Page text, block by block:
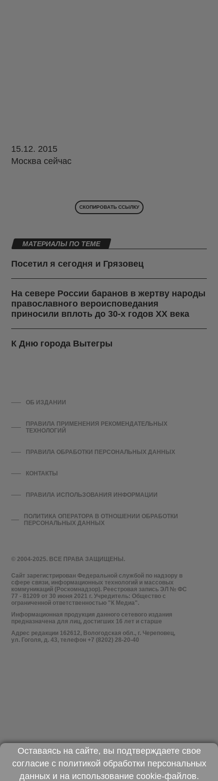
15.12. 2015
Москва сейчас
СКОПИРОВАТЬ ССЫЛКУ
МАТЕРИАЛЫ ПО ТЕМЕ
Посетил я сегодня и Грязовец
На севере России баранов в жертву народы
православного вероисповедания
приносили вплоть до 30-х годов ХХ века
К Дню города Вытегры
© 2004-2025. ВСЕ ПРАВА ЗАЩИЩЕНЫ.
Сайт зарегистрирован Федеральной службой по надзору в
сфере связи, информационных технологий и массовых
коммуникаций (Роскомнадзор). Реестровая запись ЭЛ № ФС
77 - 81209 от 30 июня 2021 г. Учредитель: Общество с
ограниченной ответственностью "К Медиа".
Информационная продукция данного сетевого издания
предназначена для лиц, достигших 16 лет и старше
Адрес редакции 162612, Вологодская обл., г. Череповец,
ул. Гоголя, д. 43, телефон +7 (8202) 28-20-40
ОБ ИЗДАНИИ
ПРАВИЛА ПРИМЕНЕНИЯ РЕКОМЕНДАТЕЛЬНЫХ
ТЕХНОЛОГИЙ
ПРАВИЛА ОБРАБОТКИ ПЕРСОНАЛЬНЫХ ДАННЫХ
КОНТАКТЫ
ПРАВИЛА ИСПОЛЬЗОВАНИЯ ИНФОРМАЦИИ
ПОЛИТИКА ОПЕРАТОРА В ОТНОШЕНИИ ОБРАБОТКИ
ПЕРСОНАЛЬНЫХ ДАННЫХ
Оставаясь на сайте, вы подтверждаете свое
согласие с политикой обработки персональных
данныхи на использование cookie-файлов.